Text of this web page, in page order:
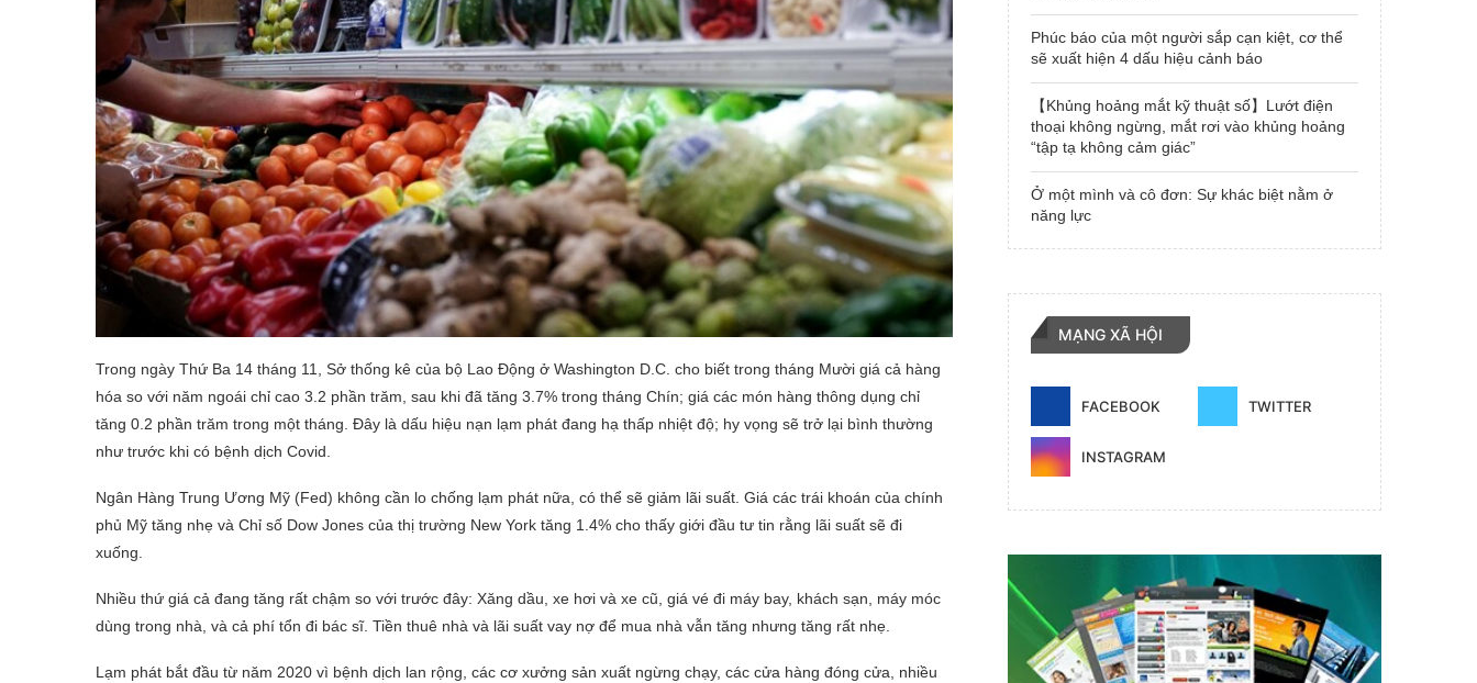
Trong ngày Thứ Ba 14 tháng 11, Sở thống kê của bộ Lao Động ở Washington D.C. cho biết trong tháng Mười giá cả hàng
hóa so với năm ngoái chỉ cao 3.2 phần trăm, sau khi đã tăng 3.7% trong tháng Chín; giá các món hàng thông dụng chỉ
tăng 0.2 phần trăm trong một tháng. Đây là dấu hiệu nạn lạm phát đang hạ thấp nhiệt độ; hy vọng sẽ trở lại bình thường
như trước khi có bệnh dịch Covid.
Ngân Hàng Trung Ương Mỹ (Fed) không cần lo chống lạm phát nữa, có thể sẽ giảm lãi suất. Giá các trái khoán của chính
phủ Mỹ tăng nhẹ và Chỉ số Dow Jones của thị trường New York tăng 1.4% cho thấy giới đầu tư tin rằng lãi suất sẽ đi
xuống.
Nhiều thứ giá cả đang tăng rất chậm so với trước đây: Xăng dầu, xe hơi và xe cũ, giá vé đi máy bay, khách sạn, máy móc
dùng trong nhà, và cả phí tổn đi bác sĩ. Tiền thuê nhà và lãi suất vay nợ để mua nhà vẫn tăng nhưng tăng rất nhẹ.
Lạm phát bắt đầu từ năm 2020 vì bệnh dịch lan rộng, các cơ xưởng sản xuất ngừng chạy, các cửa hàng đóng cửa, nhiều
Phúc báo của một người sắp cạn kiệt, cơ thể
sẽ xuất hiện 4 dấu hiệu cảnh báo
【Khủng hoảng mắt kỹ thuật số】Lướt điện
thoại không ngừng, mắt rơi vào khủng hoảng
“tập tạ không cảm giác”
Ở một mình và cô đơn: Sự khác biệt nằm ở
năng lực
MẠNG XÃ HỘI
FACEBOOK TWITTER
INSTAGRAM